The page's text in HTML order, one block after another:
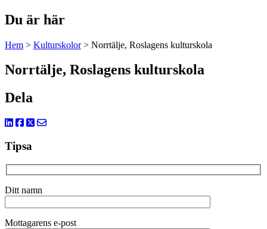
Du är här
Hem > Kulturskolor> Norrtälje, Roslagens kulturskola
Norrtälje, Roslagens kulturskola
Dela
Tipsa
Ditt namn
Mottagarens e-post